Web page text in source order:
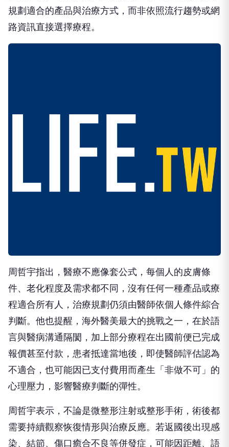
規劃適合的產品與治療方式，而非依照流行趨勢或網
路資訊直接選擇療程。
周哲宇指出，醫療不應像套公式，每個人的皮膚條
件、老化程度及需求都不同，沒有任何一種產品或療
程適合所有人，治療規劃仍須由醫師依個人條件綜合
判斷。他也提醒，海外醫美最大的挑戰之一，在於語
言與醫病溝通隔閡，加上部分療程在出國前便已完成
報價甚至付款，患者抵達當地後，即使醫師評估認為
不適合，也可能因已支付費用而產生「非做不可」的
心理壓力，影響醫療判斷的彈性。
周哲宇表示，不論是微整形注射或整形手術，術後都
需要持續觀察恢復情形與治療反應。若返國後出現感
染、結節、傷口癒合不良等併發症，可能因距離、語